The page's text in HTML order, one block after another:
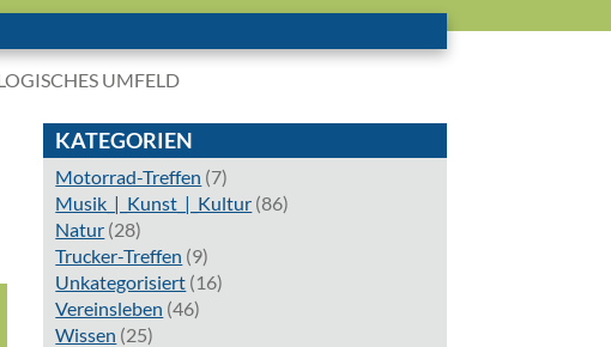
UMFELD
KATEGORIEN
Motorrad-Treffen (7)
Musik_|_Kunst_|_Kultur (86)
Natur (28)
Trucker-Treffen (9)
Unkategorisiert (16)
Vereinsleben (46)
Wissen (25)